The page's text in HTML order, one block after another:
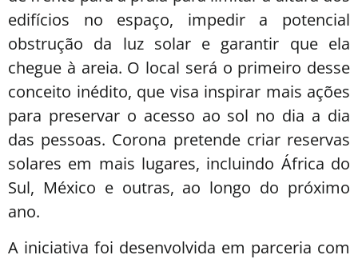
edifícios no espaço, impedir a potencial
obstrução da luz solar e garantir que ela
chegue à areia. O local será o primeiro desse
conceito inédito, que visa inspirar mais ações
para preservar o acesso ao sol no dia a dia
das pessoas. Corona pretende criar reservas
solares em mais lugares, incluindo África do
Sul, México e outras, ao longo do próximo
ano.
A iniciativa foi desenvolvida em parceria com